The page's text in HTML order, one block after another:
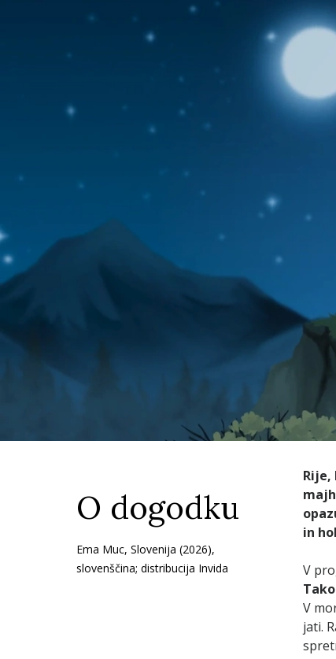
O dogodku
Ema Muc, Slovenija (2026),
slovenščina; distribucija Invida
in
V
V
jati.